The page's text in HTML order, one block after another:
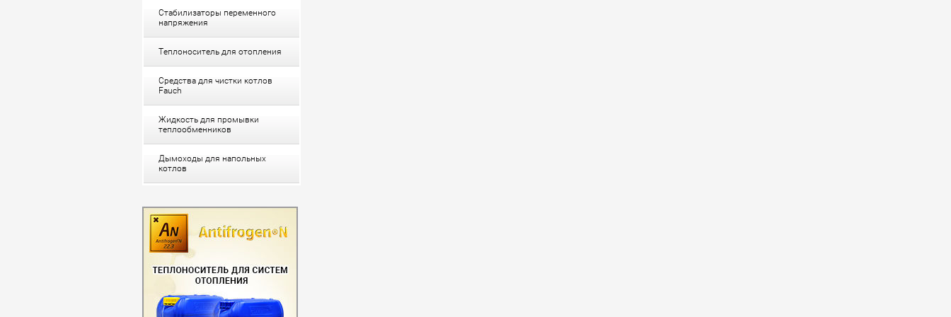
Стабилизаторы переменного
напряжения
Теплоноситель для отопления
Средства для чистки котлов
Fauch
Жидкость для промывки
теплообменников
Дымоходы для напольных
котлов